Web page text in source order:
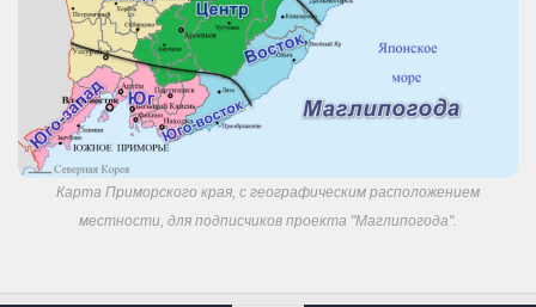
Карта Приморского края, с географическим расположением
местности, для подписчиков проекта "Маглипогода".